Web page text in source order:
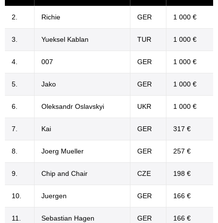
2. Richie GER 1 000 €
3. Yueksel Kablan TUR 1 000 €
4. 007 GER 1 000 €
5. Jako GER 1 000 €
6. Oleksandr Oslavskyi UKR 1 000 €
7. Kai GER 317 €
8. Joerg Mueller GER 257 €
9. Chip and Chair CZE 198 €
10. Juergen GER 166 €
11. Sebastian Hagen GER 166 €